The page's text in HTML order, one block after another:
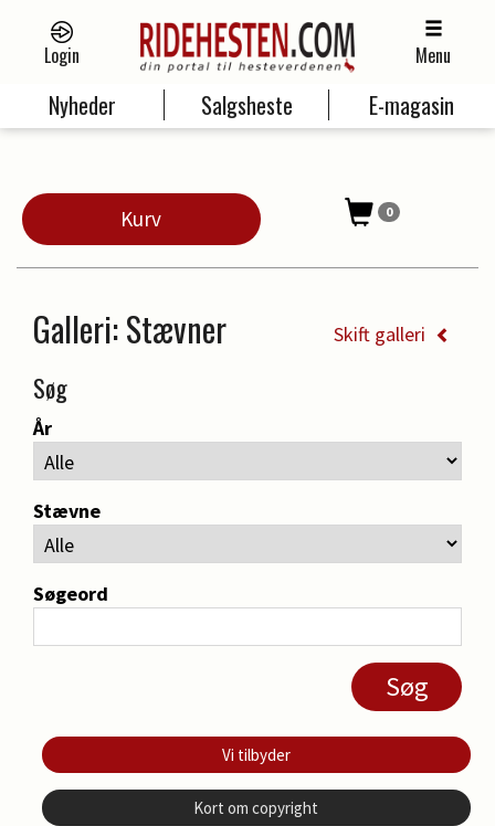
Login Menu
Nyheder Salgsheste E-magasin
Kurv 0
Galleri: Stævner Skift galleri
Søg
År
Stævne
Søgeord
Vi tilbyder
Kort om copyright